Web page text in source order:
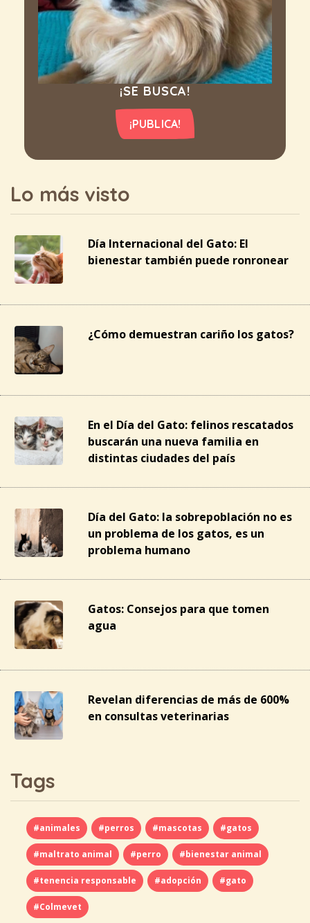
¡SE BUSCA!
¡PUBLICA!
Lo más visto
Día Internacional del Gato: El
bienestar también puede ronronear
¿Cómo demuestran cariño los gatos?
En el Día del Gato: felinos rescatados
buscarán una nueva familia en
distintas ciudades del país
Día del Gato: la sobrepoblación no es
un problema de los gatos, es un
problema humano
Gatos: Consejos para que tomen
agua
Revelan diferencias de más de 600%
en consultas veterinarias
Tags
#animales #perros #mascotas #gatos
#maltrato animal #perro #bienestar animal
#tenencia responsable #adopción #gato
#Colmevet